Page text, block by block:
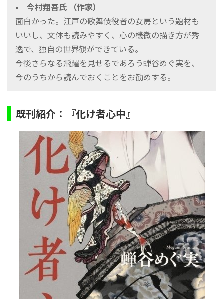
• 今村翔吾氏 （作家）
面白かった。江戸の歌舞伎役者の女房という題材も
いいし、文体も読みやすく、心の機微の描き方が秀
逸で、独自の世界観ができている。
今後さらなる飛躍を見せるであろう蝉谷めぐ実を、
今のうちから読んでおくことをお勧めする。
既刊紹介：『化け者心中』